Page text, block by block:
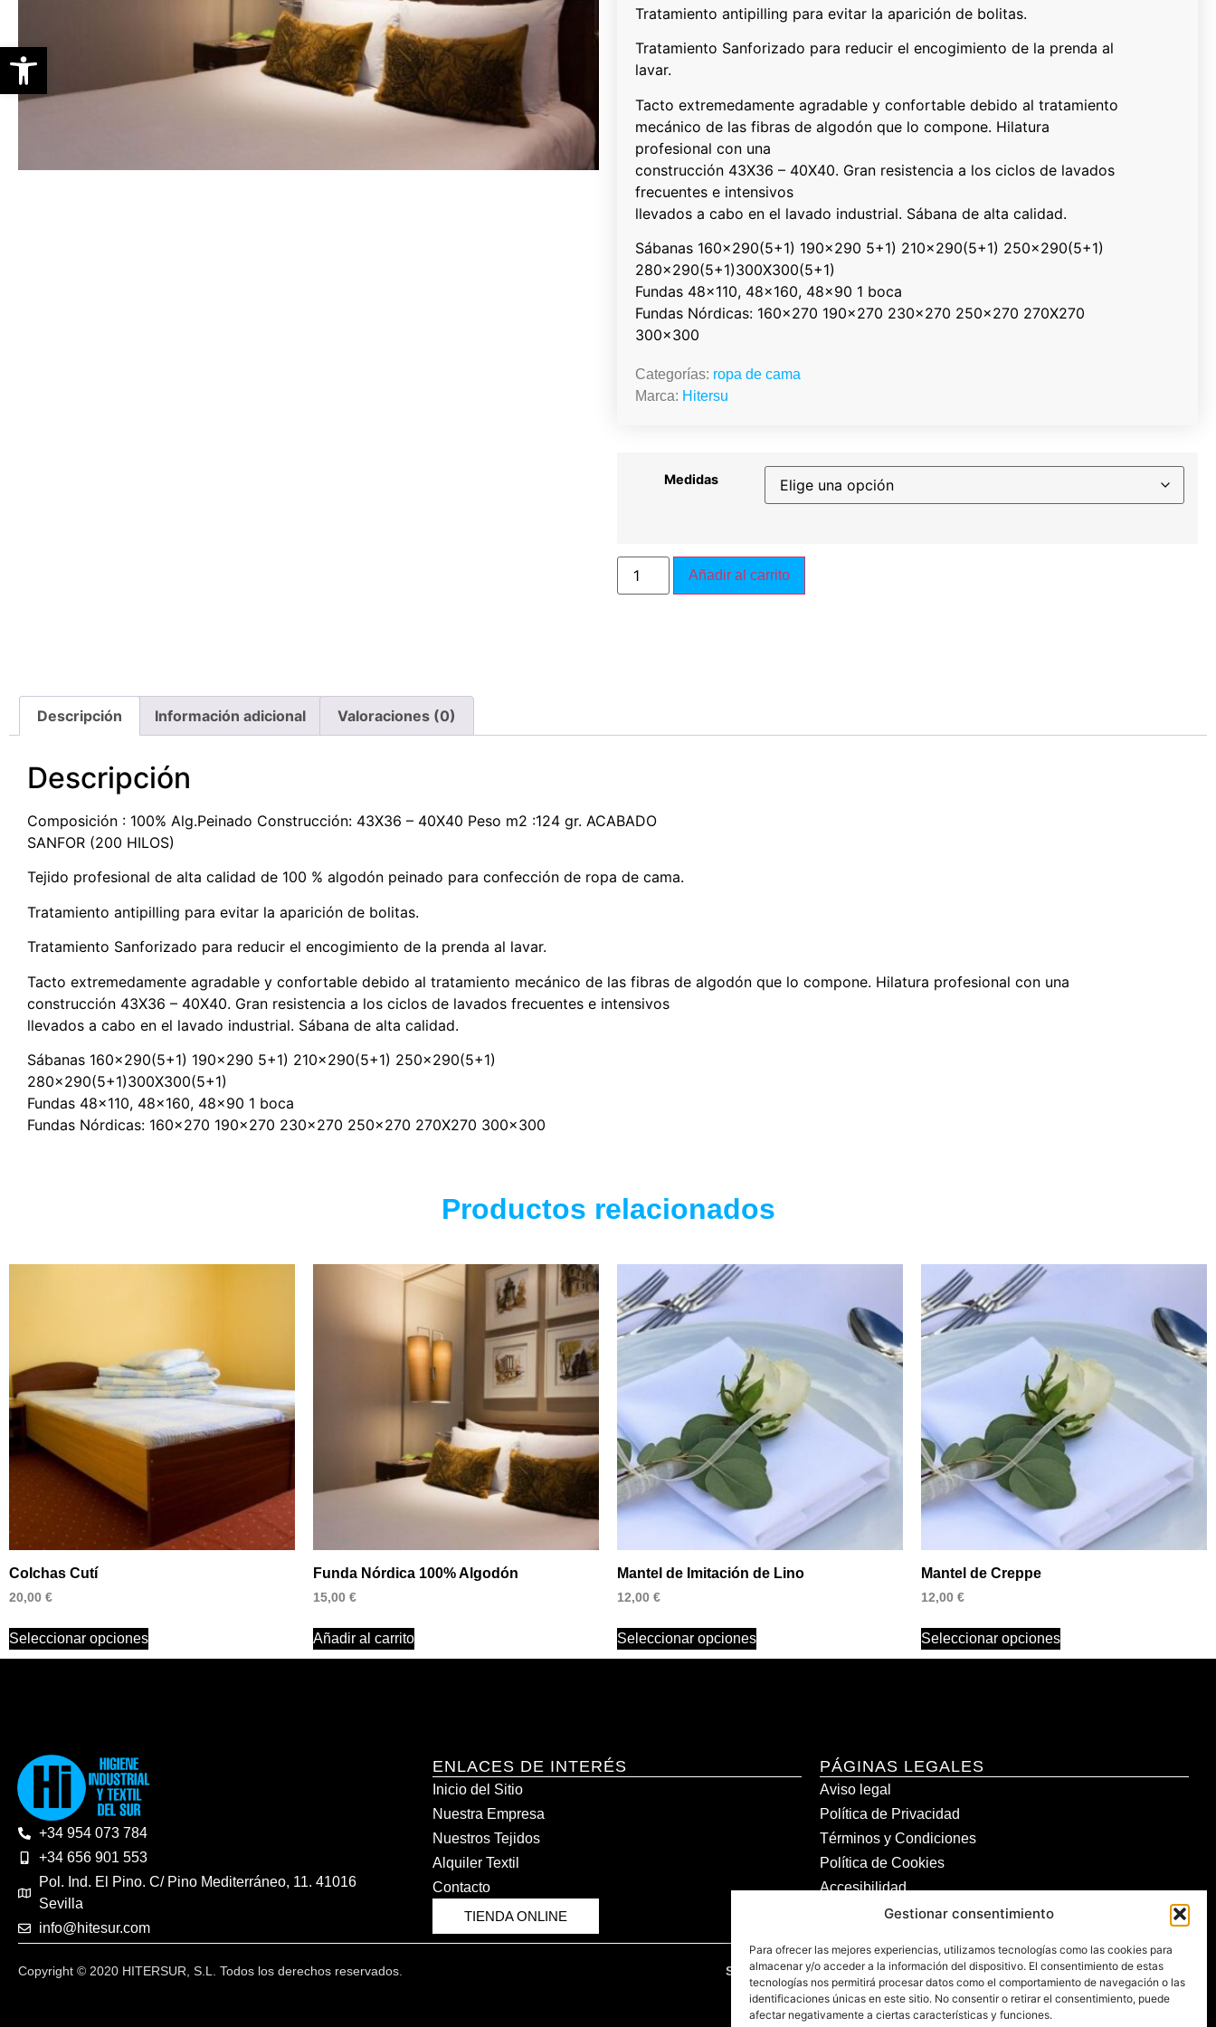
Abrir barra de herramientas
Gestionar consentimiento
Para ofrecer las mejores experiencias, utilizamos tecnologías como las cookies para
almacenar y/o acceder a la información del dispositivo. El consentimiento de estas
tecnologías nos permitirá procesar datos como el comportamiento de navegación o las
identificaciones únicas en este sitio. No consentir o retirar el consentimiento, puede
afectar negativamente a ciertas características y funciones.
Tratamiento antipilling para evitar la aparición de bolitas.
Tratamiento Sanforizado para reducir el encogimiento de la prenda al
lavar.
Tacto extremedamente agradable y confortable debido al tratamiento
mecánico de las fibras de algodón que lo compone. Hilatura
profesional con una
construcción 43X36 – 40X40. Gran resistencia a los ciclos de lavados
frecuentes e intensivos
llevados a cabo en el lavado industrial. Sábana de alta calidad.
Sábanas 160×290(5+1) 190×290 5+1) 210×290(5+1) 250×290(5+1)
280×290(5+1)300X300(5+1)
Fundas 48×110, 48×160, 48×90 1 boca
Fundas Nórdicas: 160×270 190×270 230×270 250×270 270X270
300×300
Categorías: ropa de cama
Marca: Hitersu
Medidas
Añadir al carrito
Descripción Información adicional Valoraciones (0)
Descripción
Composición : 100% Alg.Peinado Construcción: 43X36 – 40X40 Peso m2 :124 gr. ACABADO
SANFOR (200 HILOS)
Tejido profesional de alta calidad de 100 % algodón peinado para confección de ropa de cama.
Tratamiento antipilling para evitar la aparición de bolitas.
Tratamiento Sanforizado para reducir el encogimiento de la prenda al lavar.
Tacto extremedamente agradable y confortable debido al tratamiento mecánico de las fibras de algodón que lo compone. Hilatura profesional con una
construcción 43X36 – 40X40. Gran resistencia a los ciclos de lavados frecuentes e intensivos
llevados a cabo en el lavado industrial. Sábana de alta calidad.
Sábanas 160×290(5+1) 190×290 5+1) 210×290(5+1) 250×290(5+1)
280×290(5+1)300X300(5+1)
Fundas 48×110, 48×160, 48×90 1 boca
Fundas Nórdicas: 160×270 190×270 230×270 250×270 270X270 300×300
Productos relacionados
Colchas Cutí
20,00 €
Seleccionar opciones
Funda Nórdica 100% Algodón
15,00 €
Añadir al carrito
Mantel de Imitación de Lino
12,00 €
Seleccionar opciones
Mantel de Creppe
12,00 €
Seleccionar opciones
+34 954 073 784
+34 656 901 553
Pol. Ind. El Pino. C/ Pino Mediterráneo, 11. 41016
Sevilla
info@hitesur.com
ENLACES DE INTERÉS
Inicio del Sitio
Nuestra Empresa
Nuestros Tejidos
Alquiler Textil
Contacto
TIENDA ONLINE
PÁGINAS LEGALES
Aviso legal
Política de Privacidad
Términos y Condiciones
Política de Cookies
Accesibilidad
Copyright © 2020 HITERSUR, S.L. Todos los derechos reservados. SÍGUENOS EN